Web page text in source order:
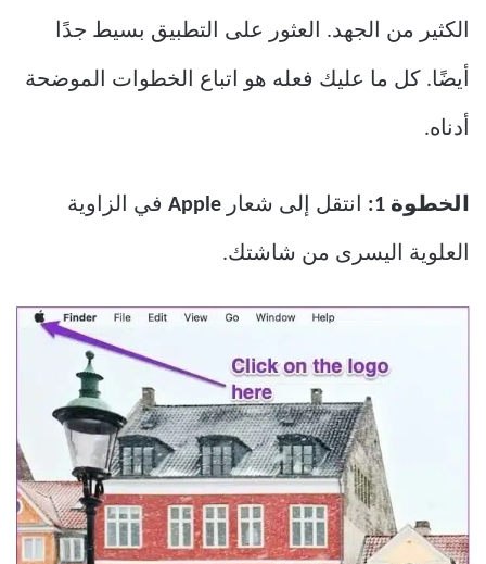
الكثير من الجهد. العثور على التطبيق بسيط جدًا
أيضًا. كل ما عليك فعله هو اتباع الخطوات الموضحة
أدناه.
الخطوة 1: انتقل إلى شعار Apple في الزاوية
العلوية اليسرى من شاشتك.